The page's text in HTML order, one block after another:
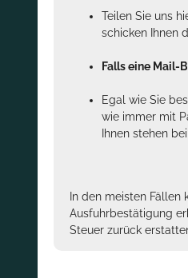
Teilen Sie uns
schicken Ihnen
Falls eine Mail-
Egal wie Sie
wie immer mit
Ihnen stehen
In den meisten Fällen
Ausfuhrbestätigung
Steuer zurück